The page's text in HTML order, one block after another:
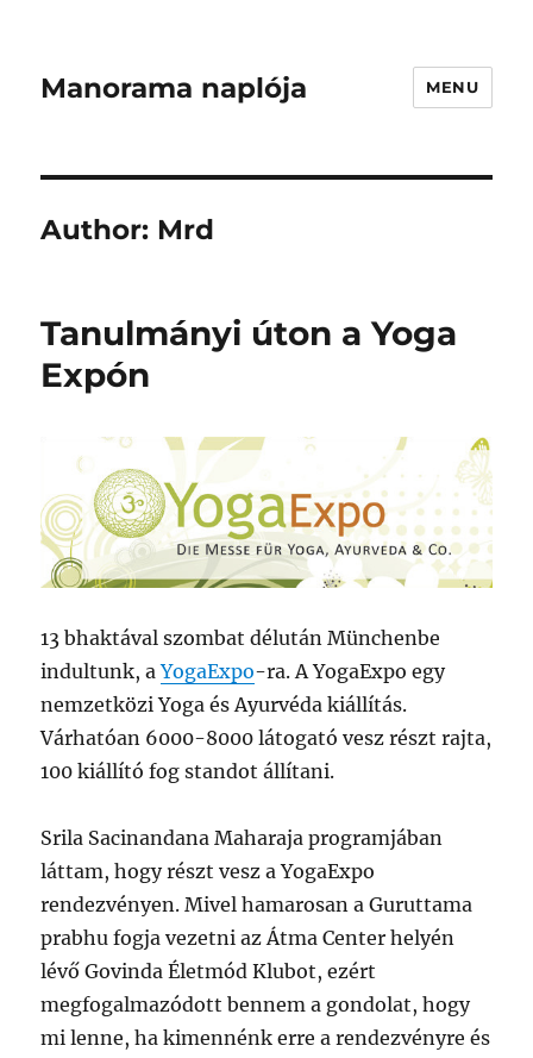
Manorama naplója MENU
Author: Mrd
Tanulmányi úton a Yoga
Expón
13 bhaktával szombat délután Münchenbe
indultunk, aYogaExpo-ra. A YogaExpo egy
nemzetközi Yoga és Ayurvéda kiállítás.
Várhatóan 6000-8000 látogató vesz részt rajta,
100 kiállító fog standot állítani.
Srila Sacinandana Maharaja programjában
láttam, hogy részt vesz a YogaExpo
rendezvényen. Mivel hamarosan a Guruttama
prabhu fogja vezetni az Átma Center helyén
lévő Govinda Életmód Klubot, ezért
megfogalmazódott bennem a gondolat, hogy
mi lenne, ha kimennénk erre a rendezvényre és